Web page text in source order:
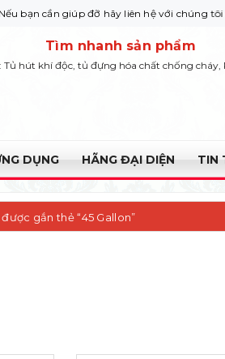
giúp đỡ hãy liên hệ với chúng tôi qua
Tìm nhanh sản phẩm
hút khí độc, tủ đựng hóa chất chống cháy,
DỤNG HÃNG ĐẠI DIỆN TIN
gắn thẻ “45 Gallon”